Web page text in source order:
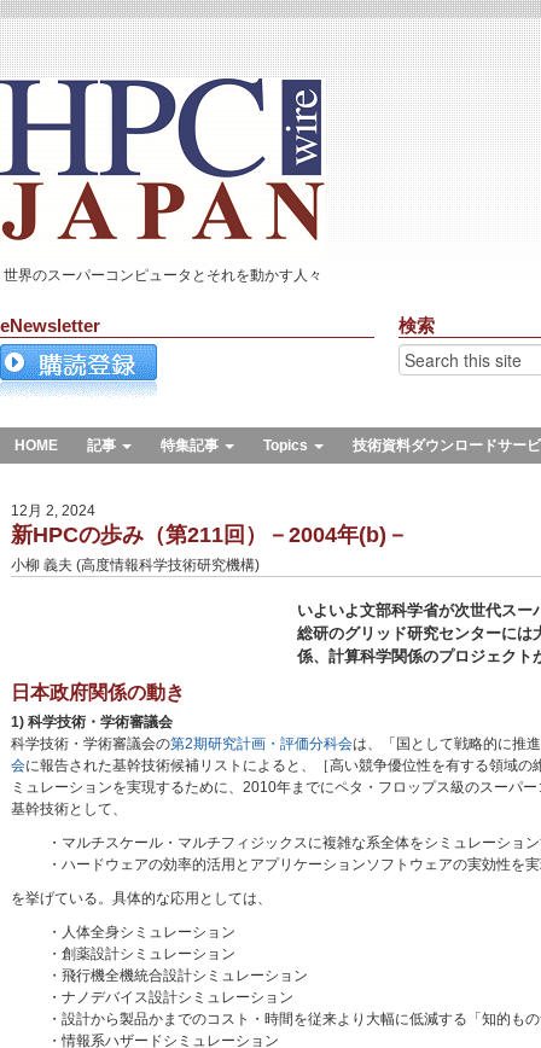
世界のスーパーコンピュータとそれを動かす人々
eNewsletter 検索
HOME 記事 特集記事 Topics 技術資料ダウンロードサー
12月 2, 2024
新HPCの歩み（第211回）－2004年(b)－
小柳 義夫 (高度情報科学技術研究機構)
いよいよ文部科学省が次世代ス
総研のグリッド研究センターには
係、計算科学関係のプロジェクト
日本政府関係の動き
1) 科学技術・学術審議会
科学技術・学術審議会の第2期研究計画・評価分科会は、「国として戦略的に推
会に報告された基幹技術候補リストによると、［高い競争優位性を有する領域
ミュレーションを実現するために、2010年までにペタ・フロップス級のスーパ
基幹技術として、
・マルチスケール・マルチフィジックスに複雑な系全体をシミュレーショ
・ハードウェアの効率的活用とアプリケーションソフトウェアの実効性を
を挙げている。具体的な応用としては、
・人体全身シミュレーション
・創薬設計シミュレーション
・飛行機全機統合設計シミュレーション
・ナノデバイス設計シミュレーション
・設計から製品かまでのコスト・時間を従来より大幅に低減する「知的も
・情報系ハザードシミュレーション